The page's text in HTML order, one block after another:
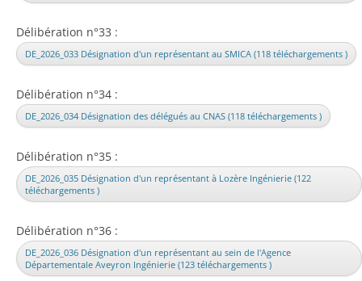
Délibération n°33 :
DE_2026_033 Désignation d'un représentant au SMICA (118 téléchargements )
Délibération n°34 :
DE_2026_034 Désignation des délégués au CNAS (118 téléchargements )
Délibération n°35 :
DE_2026_035 Désignation d'un représentant à Lozère Ingénierie (122
téléchargements )
Délibération n°36 :
DE_2026_036 Désignation d'un représentant au sein de l'Agence
Départementale Aveyron Ingénierie (123 téléchargements )